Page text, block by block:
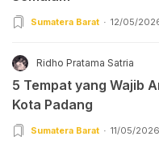
Sumatera Barat 12/05/
Ridho Pratama Satria
5 Tempat yang Wajib
Kota Padang
Sumatera Barat 11/05/